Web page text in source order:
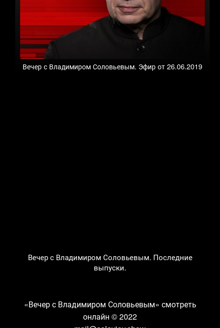
Вечер с Владимиром Соловьевым. Эфир от 26.06.2019
Вечер с Владимиром Соловьевым. Последние
выпуски.
«Вечер с Владимиром Соловьевым» смотреть
онлайн © 2022